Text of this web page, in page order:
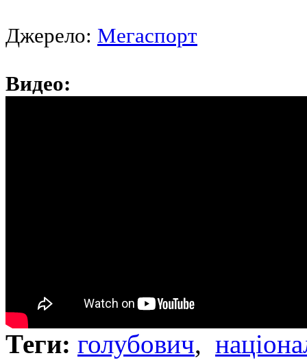
Джерело: Мегаспорт
Видео:
Теги: голубович,